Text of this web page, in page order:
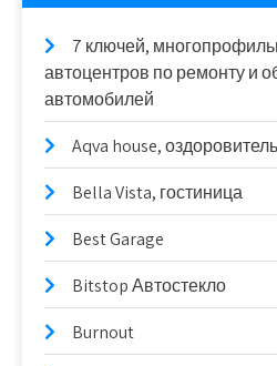
7 ключей,
автоцентров по ремонту и
автомобилей
Aqva house,
Bella Vista, гостиница
Best Garage
Bitstop Автостекло
Burnout